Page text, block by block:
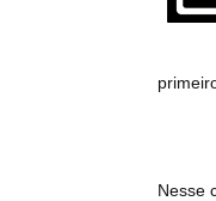
Nesse